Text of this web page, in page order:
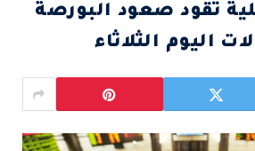
تقود صعود البورصة
اليوم الثلاثاء